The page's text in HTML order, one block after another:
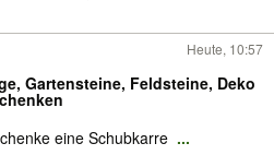
Heute, 10:57
Gartensteine, Feldsteine, Deko
eine Schubkarre ...